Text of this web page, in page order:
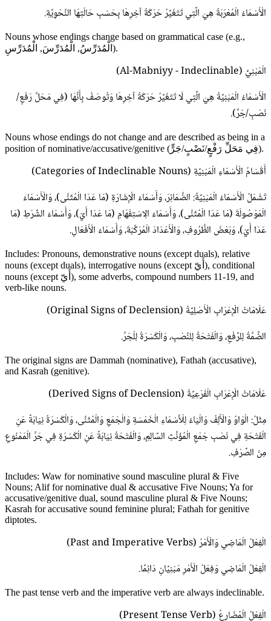
الْأَسْمَاءُ الْمُعْرَبَةُ هِيَ الَّتِي تَتَغَيَّرُ حَرَكَةُ آخِرِهَا بِحَسَبِ حَالَتِهَا النَّحْوِيَّةِ.
Nouns whose endings change based on grammatical case (e.g.,
الْمُدَرِّسُ, الْمُدَرِّسَ, الْمُدَرِّسِ).
الْمَبْنِيُّ (Al-Mabniyy - Indeclinable)
الْأَسْمَاءُ الْمَبْنِيَّةُ هِيَ الَّتِي لَا تَتَغَيَّرُ حَرَكَةُ آخِرِهَا وَتُوصَفُ بِأَنَّهَا (فِي مَحَلِّ رَفْعٍ/
نَصْبٍ/جَرٍّ).
Nouns whose endings do not change and are described as being in a
position of nominative/accusative/genitive (فِي مَحَلِّ رَفْعٍ/نَصْبٍ/جَرٍّ).
أَقْسَامُ الْأَسْمَاءِ الْمَبْنِيَّةِ (Categories of Indeclinable Nouns)
تَشْمَلُ الْأَسْمَاءُ الْمَبْنِيَّةُ: الضَّمَائِرَ، وَأَسْمَاءَ الْإِشَارَةِ (مَا عَدَا الْمُثَنَّى)، وَالْأَسْمَاءَ
الْمَوْصُولَةَ (مَا عَدَا الْمُثَنَّى)، وَأَسْمَاءَ الِاسْتِفْهَامِ (مَا عَدَا أَيّ)، وَأَسْمَاءَ الشَّرْطِ (مَا
عَدَا أَيّ)، وَبَعْضَ الظُّرُوفِ، وَالْأَعْدَادَ الْمُرَكَّبَةَ، وَأَسْمَاءَ الْأَفْعَالِ.
Includes: Pronouns, demonstrative nouns (except duals), relative
nouns (except duals), interrogative nouns (except أَيّ), conditional
nouns (except أَيّ), some adverbs, compound numbers 11-19, and
verb-like nouns.
عَلَامَاتُ الْإِعْرَابِ الْأَصْلِيَّةُ (Original Signs of Declension)
الضَّمَّةُ لِلرَّفْعِ، وَالْفَتْحَةُ لِلنَّصْبِ، وَالْكَسْرَةُ لِلْجَرِّ.
The original signs are Dammah (nominative), Fathah (accusative),
and Kasrah (genitive).
عَلَامَاتُ الْإِعْرَابِ الْفَرْعِيَّةُ (Derived Signs of Declension)
مِثْلُ: الْوَاوُ وَالْأَلِفُ وَالْيَاءُ لِلْأَسْمَاءِ الْخَمْسَةِ وَالْجَمْعِ وَالْمُثَنَّى، وَالْكَسْرَةُ نِيَابَةً عَنِ
الْفَتْحَةِ فِي نَصْبِ جَمْعِ الْمُؤَنَّثِ السَّالِمِ، وَالْفَتْحَةُ نِيَابَةً عَنِ الْكَسْرَةِ فِي جَرِّ الْمَمْنُوعِ
مِنَ الصَّرْفِ.
Includes: Waw for nominative sound masculine plural & Five
Nouns; Alif for nominative dual & accusative Five Nouns; Ya for
accusative/genitive dual, sound masculine plural & Five Nouns;
Kasrah for accusative sound feminine plural; Fathah for genitive
diptotes.
الْفِعْلُ الْمَاضِي وَالْأَمْرُ (Past and Imperative Verbs)
الْفِعْلُ الْمَاضِي وَفِعْلُ الْأَمْرِ مَبْنِيَّانِ دَائِمًا.
The past tense verb and the imperative verb are always indeclinable.
الْفِعْلُ الْمُضَارِعُ (Present Tense Verb)